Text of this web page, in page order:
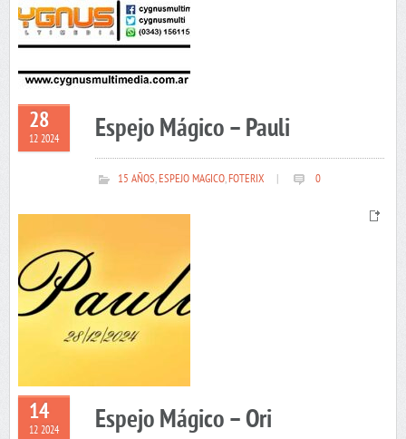
28
12 2024 Espejo Mágico – Pauli
15 AÑOS,ESPEJO MAGICO,FOTERIX 0
14
12 2024 Espejo Mágico – Ori